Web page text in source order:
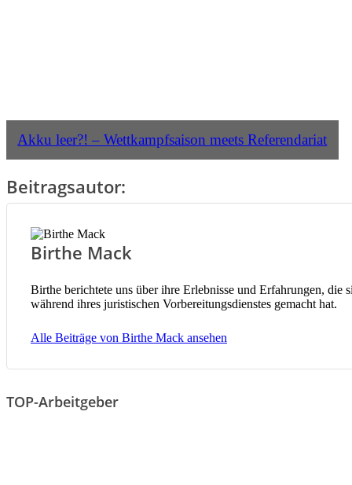
Akku leer?! – Wettkampfsaison meets Referendariat
Beitragsautor:
Birthe Mack
Birthe berichtete uns über ihre Erlebnisse und Erfahrungen, die
während ihres juristischen Vorbereitungsdienstes gemacht hat.
Alle Beiträge von Birthe Mack ansehen
TOP-Arbeitgeber